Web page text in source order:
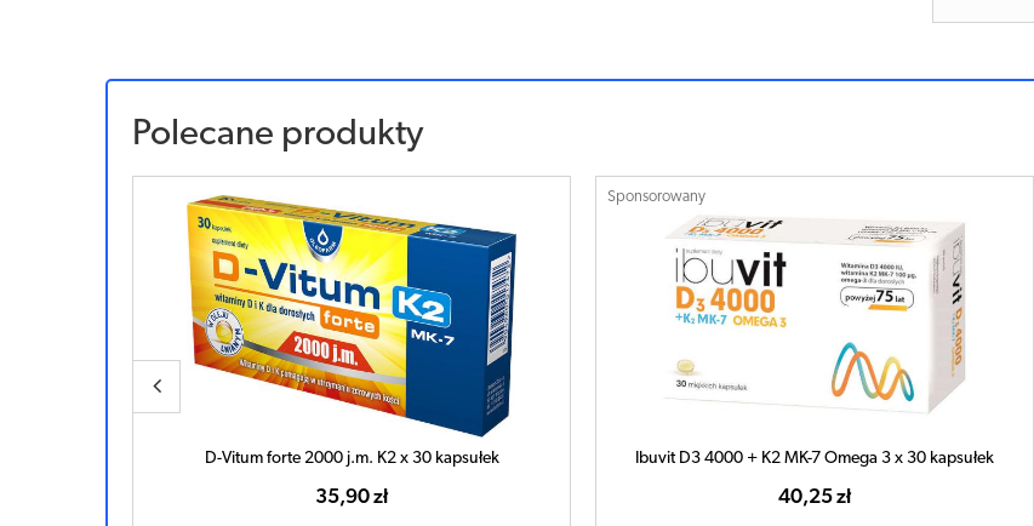
Polecane produkty
Sponsorowany
Ibuvit D3 4000 + K2 MK-7 Omega 3 x 30 kapsułek
40,25 zł
D-Vitum forte 2000 j.m. K2 x 120 kapsułek
104,49 zł